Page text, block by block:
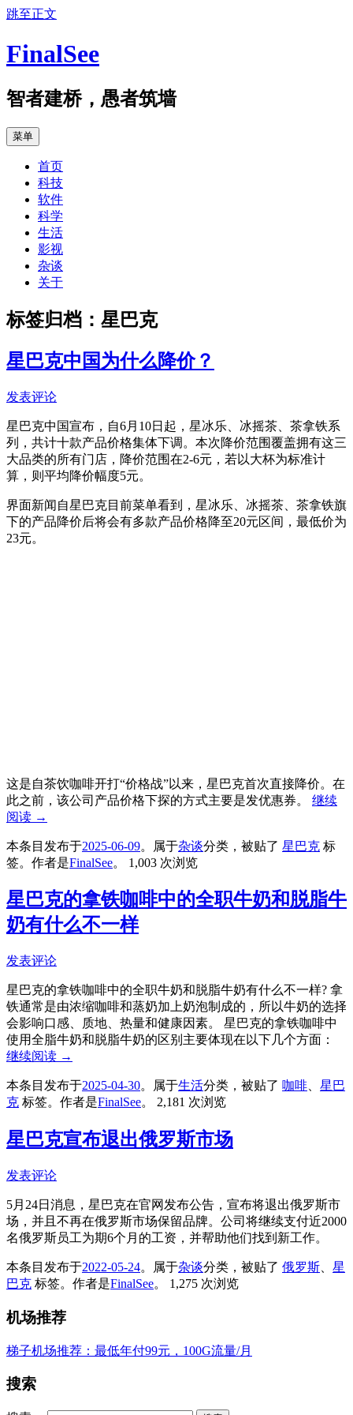
跳至正文
FinalSee
智者建桥，愚者筑墙
菜单
首页
科技
软件
科学
生活
影视
杂谈
关于
标签归档： 星巴克
星巴克中国为什么降价？
发表评论
星巴克中国宣布，自6月10日起，星冰乐、冰摇茶、茶拿铁系
列，共计十款产品价格集体下调。本次降价范围覆盖拥有这三
大品类的所有门店，降价范围在2-6元，若以大杯为标准计
算，则平均降价幅度5元。
界面新闻自星巴克目前菜单看到，星冰乐、冰摇茶、茶拿铁旗
下的产品降价后将会有多款产品价格降至20元区间，最低价为
23元。
这是自茶饮咖啡开打“价格战”以来，星巴克首次直接降价。在
此之前，该公司产品价格下探的方式主要是发优惠券。 继续
阅读 →
本条目发布于2025-06-09。属于杂谈分类，被贴了 星巴克 标
签。 作者是FinalSee。 1,003 次浏览
星巴克的拿铁咖啡中的全职牛奶和脱脂牛
奶有什么不一样
发表评论
星巴克的拿铁咖啡中的全职牛奶和脱脂牛奶有什么不一样? 拿
铁通常是由浓缩咖啡和蒸奶加上奶泡制成的，所以牛奶的选择
会影响口感、质地、热量和健康因素。 星巴克的拿铁咖啡中
使用全脂牛奶和脱脂牛奶的区别主要体现在以下几个方面：
继续阅读 →
本条目发布于2025-04-30。属于生活分类，被贴了 咖啡
星巴
克 标签。 作者是FinalSee。 2,181 次浏览
星巴克宣布退出俄罗斯市场
发表评论
5月24日消息，星巴克在官网发布公告，宣布将退出俄罗斯市
场，并且不再在俄罗斯市场保留品牌。公司将继续支付近2000
名俄罗斯员工为期6个月的工资，并帮助他们找到新工作。
本条目发布于2022-05-24。属于杂谈分类，被贴了 俄罗斯
星
巴克 标签。 作者是FinalSee。 1,275 次浏览
机场推荐
梯子机场推荐：最低年付99元，100G流量/月
搜索